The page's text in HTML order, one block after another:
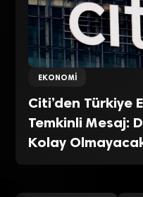
EKONOMI
Citi’den Türkiye
Temkinli Mesaj:
Kolay